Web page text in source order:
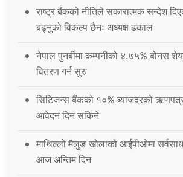
राष्ट्र बैंकको नीतिले सकारात्मक सन्देश
बढ्नुको विकल्प छैनः अध्यक्ष ढकाल
नेपाल पुनर्बीमा कम्पनीको ४.७५% बोनस
वितरण गर्न सुरु
सिटिजन्स बैंकको १०% ब्याजदरको
आवेदन दिन सकिने
माथिल्लो मैलुङ खोलाको आईपीओमा
आज अन्तिम दिन